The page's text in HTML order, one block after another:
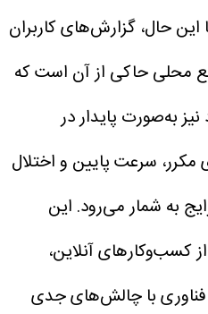
این حال، گزارش‌های کاربران
محلی حاکی از آن است که
به‌صورت پایدار در
سرعت پایین و اختلال
به شمار می‌رود. این
آنلاین،
فناوری با چالش‌های جدی